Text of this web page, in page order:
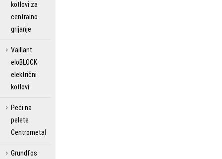
kotlovi za
centralno
grijanje
Vaillant
eloBLOCK
električni
kotlovi
Peći na
pelete
Centrometal
Grundfos